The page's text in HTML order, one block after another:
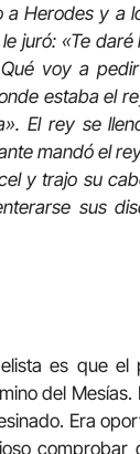
Herodes y a
juró: «Te
voy a
estaba el
El rey se
mandó el
y trajo su
sus
es que
del
Era